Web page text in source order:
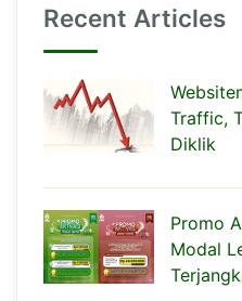
Recent Articles
Traffic,
Diklik
Promo
Modal